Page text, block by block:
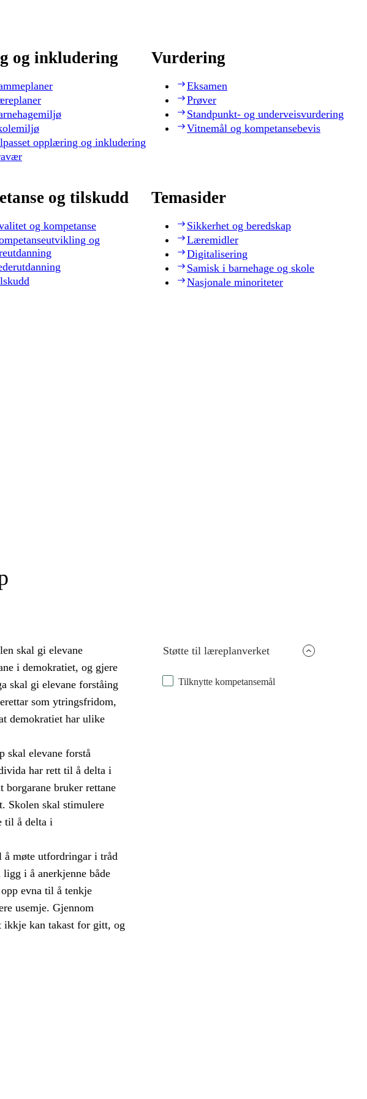
og inkludering
opplæring og inkludering
Vurdering
Eksamen
Prøver
Standpunkt- og underveisvurdering
Vitnemål og kompetansebevis
og tilskudd
og kompetanse
og
Temasider
Sikkerhet og beredskap
Læremidler
Digitalisering
Samisk i barnehage og skole
Nasjonale minoriteter
Støtte til læreplanverket
Tilknytte kompetansemål
skal gi elevane
i demokratiet, og gjere
skal gi elevane forståing
som ytringsfridom,
demokratiet har ulike
skal elevane forstå
har rett til å delta i
bruker rettane
Skolen skal stimulere
til å delta i
å møte utfordringar i tråd
i å anerkjenne både
evna til å tenkje
usemje. Gjennom
ikkje kan takast for gitt, og